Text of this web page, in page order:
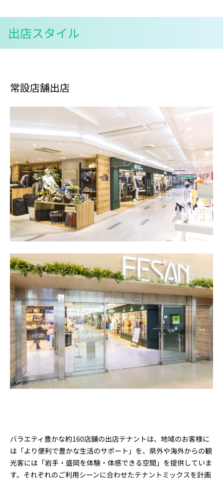
出店スタイル
常設店舗出店
バラエティ豊かな約160店舗の出店テナントは、地域のお客様に
は「より便利で豊かな生活のサポート」を、県外や海外からの観
光客には「岩手・盛岡を体験・体感できる空間」を提供していま
す。それぞれのご利用シーンに合わせたテナントミックスを計画